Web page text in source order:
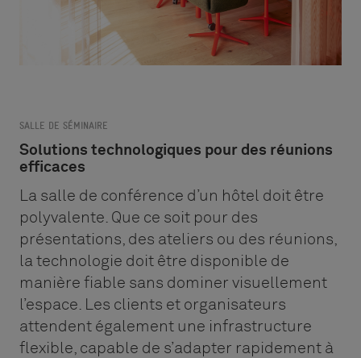
SALLE DE SÉMINAIRE
Solutions technologiques pour des réunions
efficaces
La salle de conférence d’un hôtel doit être
polyvalente. Que ce soit pour des
présentations, des ateliers ou des réunions,
la technologie doit être disponible de
manière fiable sans dominer visuellement
l’espace. Les clients et organisateurs
attendent également une infrastructure
flexible, capable de s’adapter rapidement à